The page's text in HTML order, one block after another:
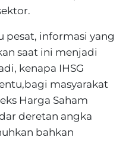
pesat, informasi yang
saat ini menjadi
kenapa IHSG
masyarakat
Harga Saham
deretan angka
bahkan